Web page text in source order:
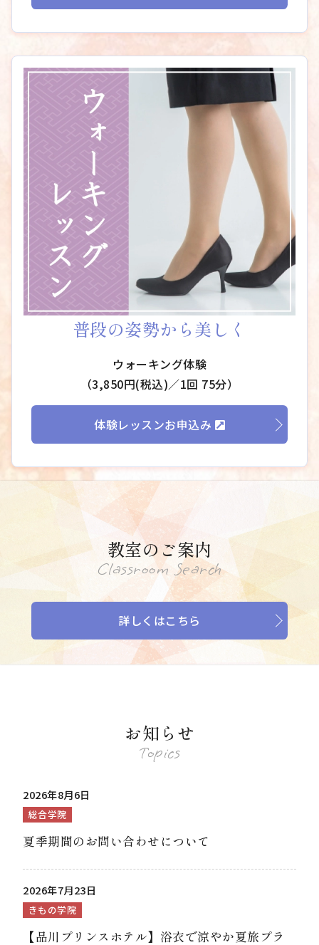
普段の姿勢から美しく
ウォーキング体験
（3,850円(税込)／1回 75分）
体験レッスンお申込み
教室のご案内
Classroom Search
詳しくはこちら
お知らせ
Topics
2026年8月6日
総合学院
夏季期間のお問い合わせについて
2026年7月23日
きもの学院
【品川プリンスホテル】浴衣で涼やか夏旅プラ